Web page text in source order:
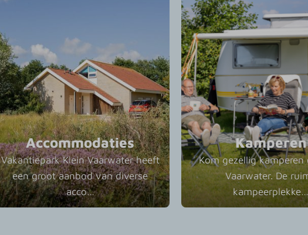
Accommodaties
Vakantiepark Klein Vaarwater heeft
een groot aanbod van diverse
acco…
Kamperen
Kom gezellig kamperen
Vaarwater. De
kampeerplekke…